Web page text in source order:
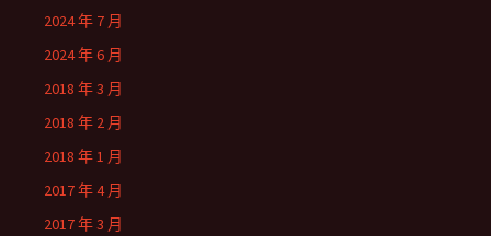
2024 年 7 月
2024 年 6 月
2018 年 3 月
2018 年 2 月
2018 年 1 月
2017 年 4 月
2017 年 3 月